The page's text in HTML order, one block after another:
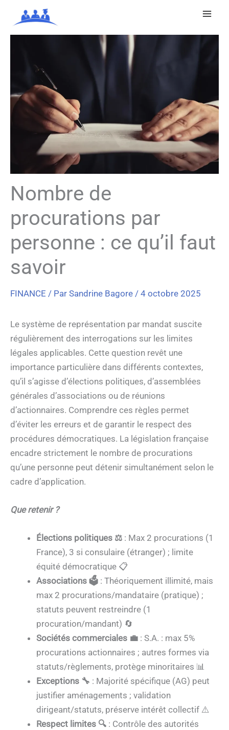
contenu
Nombre de
procurations par
personne : ce qu’il faut
savoir
FINANCE / Par Sandrine Bagore / 4 octobre 2025
Le système de représentation par mandat suscite
régulièrement des interrogations sur les limites
légales applicables. Cette question revêt une
importance particulière dans différents contextes,
qu’il s’agisse d’élections politiques, d’assemblées
générales d’associations ou de réunions
d’actionnaires. Comprendre ces règles permet
d’éviter les erreurs et de garantir le respect des
procédures démocratiques. La législation française
encadre strictement le nombre de procurations
qu’une personne peut détenir simultanément selon le
cadre d’application.
Que retenir ?
Élections politiques ⚖️ : Max 2 procurations (1
France), 3 si consulaire (étranger) ; limite
équité démocratique 📋
Associations 🗳️ : Théoriquement illimité, mais
max 2 procurations/mandataire (pratique) ;
statuts peuvent restreindre (1
procuration/mandant) 🔄
Sociétés commerciales 💼 : S.A. : max 5%
procurations actionnaires ; autres formes via
statuts/règlements, protège minoritaires 📊
Exceptions 🔧 : Majorité spécifique (AG) peut
justifier aménagements ; validation
dirigeant/statuts, préserve intérêt collectif ⚠️
Respect limites 🔍 : Contrôle des autorités